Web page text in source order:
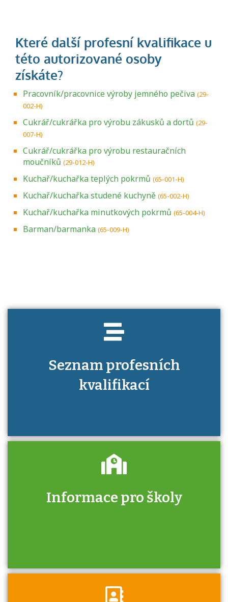
Pracovník/pracovnice výroby jemného pečiva (29-
002-H)
Cukrář/cukrářka pro výrobu zákusků a dortů (29-
007-H)
Cukrář/cukrářka pro výrobu restauračních
moučníků (29-012-H)
Kuchař/kuchařka teplých pokrmů (65-001-H)
Kuchař/kuchařka studené kuchyně (65-002-H)
Kuchař/kuchařka minutkových pokrmů (65-004-H)
Barman/barmanka (65-009-H)
Seznam profesních
kvalifikací
Projděte si seznam profesních kvalifikací.
Informace pro školy
Zjistěte, jak se přihlásit ke zkoušce a kde